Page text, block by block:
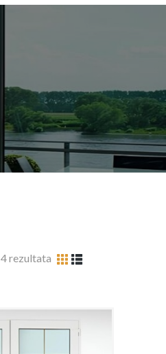
rezultata